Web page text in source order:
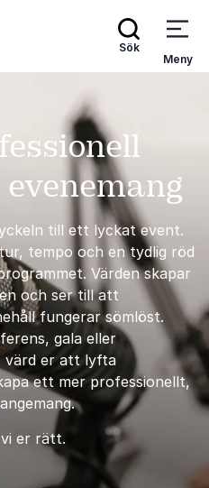
Sök
Meny
till ett lyckat event.
tempo och en tydlig röd
Värden skapar
och ser till att
fungerar sömlöst.
gala eller
värd er att lyfta
ett mer professionellt,
er rätt.